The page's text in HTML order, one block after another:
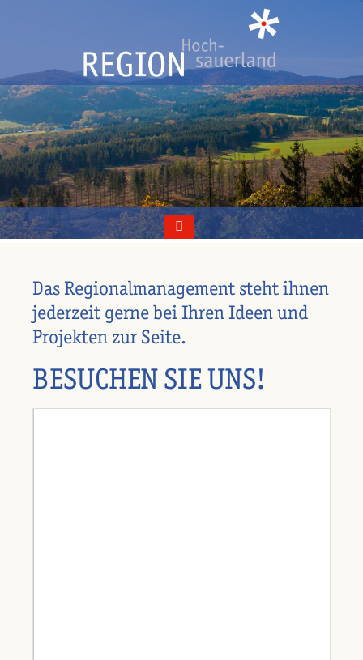
Das Regionalmanagement steht ihnen
jederzeit gerne bei Ihren Ideen und
Projekten zur Seite.
BESUCHEN SIE UNS!